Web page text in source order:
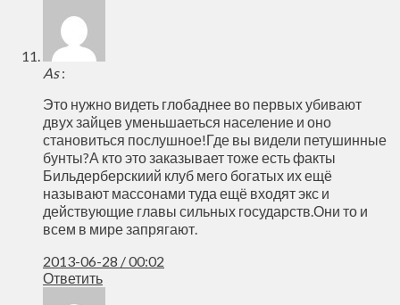
As :
Это нужно видеть глобаднее во первых убивают
двух зайцев уменьшаеться население и оно
становиться послушное!Где вы видели петушинные
бунты?А кто это заказывает тоже есть факты
Бильдерберскиий клуб мего богатых их ещё
называют массонами туда ещё входят экс и
действующие главы сильных государств.Они то и
всем в мире запрягают.
2013-06-28 / 00:02
Ответить